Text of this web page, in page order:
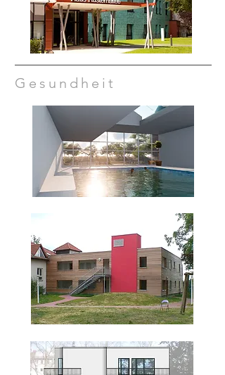
Gesundheit